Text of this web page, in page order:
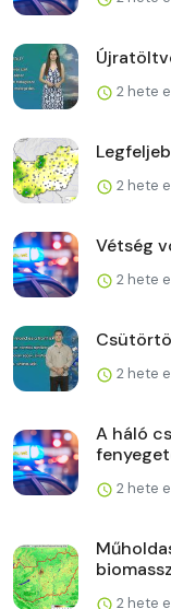
2 hete
2 hete
Vétség
2 hete
2 hete
A háló
2 hete
2 hete